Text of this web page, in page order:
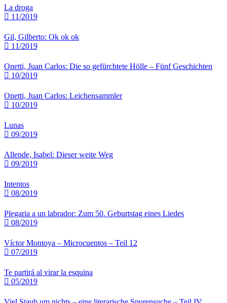
La droga
11/2019
Gil, Gilberto: Ok ok ok
11/2019
Onetti, Juan Carlos: Die so gefürchtete Hölle – Fünf Geschichten
10/2019
Onetti, Juan Carlos: Leichensammler
10/2019
Lunas
09/2019
Allende, Isabel: Dieser weite Weg
09/2019
Intentos
08/2019
Plegaria a un labrador: Zum 50. Geburtstag eines Liedes
08/2019
Víctor Montoya – Microcuentos – Teil 12
07/2019
Te partirá al virar la esquina
05/2019